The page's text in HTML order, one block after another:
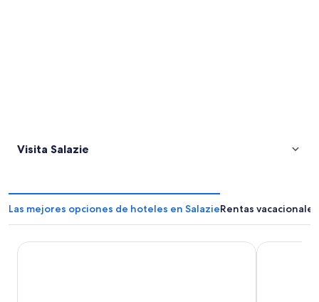
Visita Salazie
Las mejores opciones de hoteles en SalazieRentas
Sarana Hôtel & Spa Hôtel Exsel